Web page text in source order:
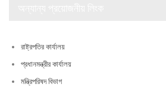
রাষ্ট্রপতির কার্যালয়
প্রধানমন্ত্রীর কার্যালয়
মন্ত্রিপরিষদ বিভাগ